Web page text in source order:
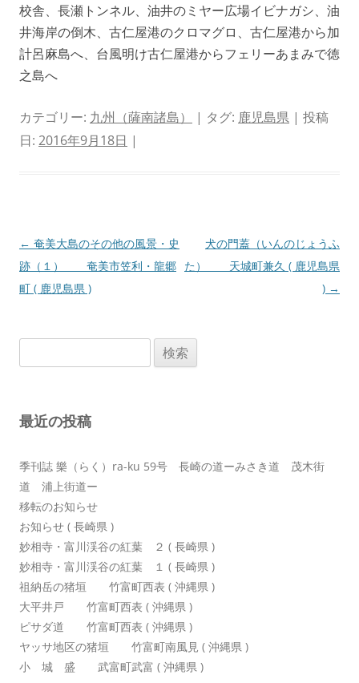
校舎、長瀬トンネル、油井のミヤー広場イビナガシ、油
井海岸の倒木、古仁屋港のクロマグロ、古仁屋港から加
計呂麻島へ、台風明け古仁屋港からフェリーあまみで徳
之島へ
カテゴリー: 九州（薩南諸島） | タグ: 鹿児島県 | 投稿
日: 2016年9月18日 |
投
稿
ナ
ン
← 奄美大島のその他の風景・史
跡（１） 奄美市笠利・龍郷
町 ( 鹿児島県 )
犬の門蓋（いんのじょうふ
た） 天城町兼久 ( 鹿児島県
) →
索:
最近の投稿
季刊誌 樂（らく）ra-ku 59号 長崎の道ーみさき道 茂木街
道 浦上街道ー
移転のお知らせ
お知らせ ( 長崎県 )
妙相寺・富川渓谷の紅葉 ２ ( 長崎県 )
妙相寺・富川渓谷の紅葉 １ ( 長崎県 )
祖納岳の猪垣 竹富町西表 ( 沖縄県 )
大平井戸 竹富町西表 ( 沖縄県 )
ピサダ道 竹富町西表 ( 沖縄県 )
ヤッサ地区の猪垣 竹富町南風見 ( 沖縄県 )
小 城 盛 武富町武富 ( 沖縄県 )